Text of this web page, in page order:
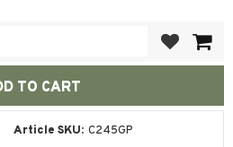
Article SKU C245GP